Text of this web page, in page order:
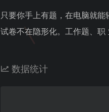
只要你手上有题，在电脑就
试卷不在隐形化。工作题、职
数据统计